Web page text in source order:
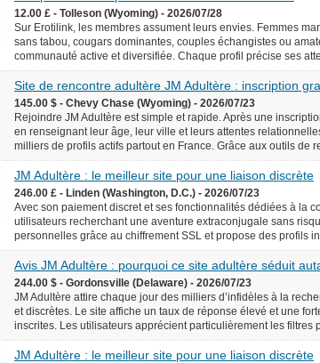
12.00 £ - Tolleson (Wyoming) - 2026/07/28
Sur Erotilink, les membres assument leurs envies. Femmes
sans tabou, cougars dominantes, couples échangistes ou
communauté active et diversifiée. Chaque profil précise ses
Site de rencontre adultère JM Adultère : inscription
145.00 $ - Chevy Chase (Wyoming) - 2026/07/23
Rejoindre JM Adultère est simple et rapide. Après une
en renseignant leur âge, leur ville et leurs attentes
milliers de profils actifs partout en France. Grâce aux outils de
JM Adultère : le meilleur site pour une liaison discrète
246.00 £ - Linden (Washington, D.C.) - 2026/07/23
Avec son paiement discret et ses fonctionnalités dédiées à la
utilisateurs recherchant une aventure extraconjugale sans
personnelles grâce au chiffrement SSL et propose des profils
Avis JM Adultère : pourquoi ce site adultère séduit
244.00 $ - Gordonsville (Delaware) - 2026/07/23
JM Adultère attire chaque jour des milliers d’infidèles à la
et discrètes. Le site affiche un taux de réponse élevé et une
inscrites. Les utilisateurs apprécient particulièrement les filtres
JM Adultère : le meilleur site pour une liaison discrète